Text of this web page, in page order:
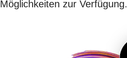
Möglichkeiten zur Verfügung.